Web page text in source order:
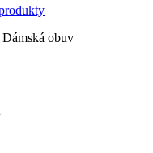
Dámská obuv